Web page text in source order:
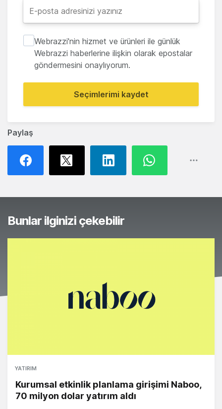
Paylaş
Webrazzi'nin hizmet ve ürünleri ile günlük
Webrazzi haberlerine ilişkin olarak epostalar
göndermesini onaylıyorum.
Seçimlerimi kaydet
Bunlar ilginizi çekebilir
YATIRIM
Kurumsal etkinlik planlama girişimi Naboo,
70 milyon dolar yatırım aldı